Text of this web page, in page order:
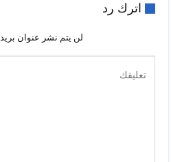
اترك رد
لن يتم نشر عنوان